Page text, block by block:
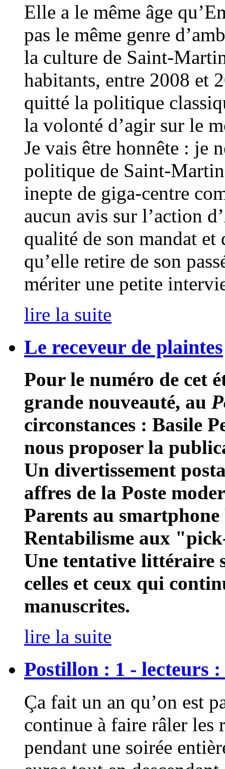
Elle a le même âge
pas le même genre
la culture de Saint-
habitants, entre 2008 et
quitté la politique
la volonté d’agir sur le
Je vais être honnête : je
politique de Saint-
inepte de giga-centre
aucun avis sur l’action
qualité de son mandat et
qu’elle retire de son
mériter une petite
lire la suite
Le receveur de plaintes
Pour le numéro de cet
grande nouveauté, au
circonstances : Basile
nous proposer la
Un divertissement
affres de la Poste
Parents au smartphone
Rentabilisme aux
Une tentative littéraire
celles et ceux qui
manuscrites.
lire la suite
Postillon : 1 - lecteurs :
Ça fait un an qu’on est
continue à faire râler les
pendant une soirée